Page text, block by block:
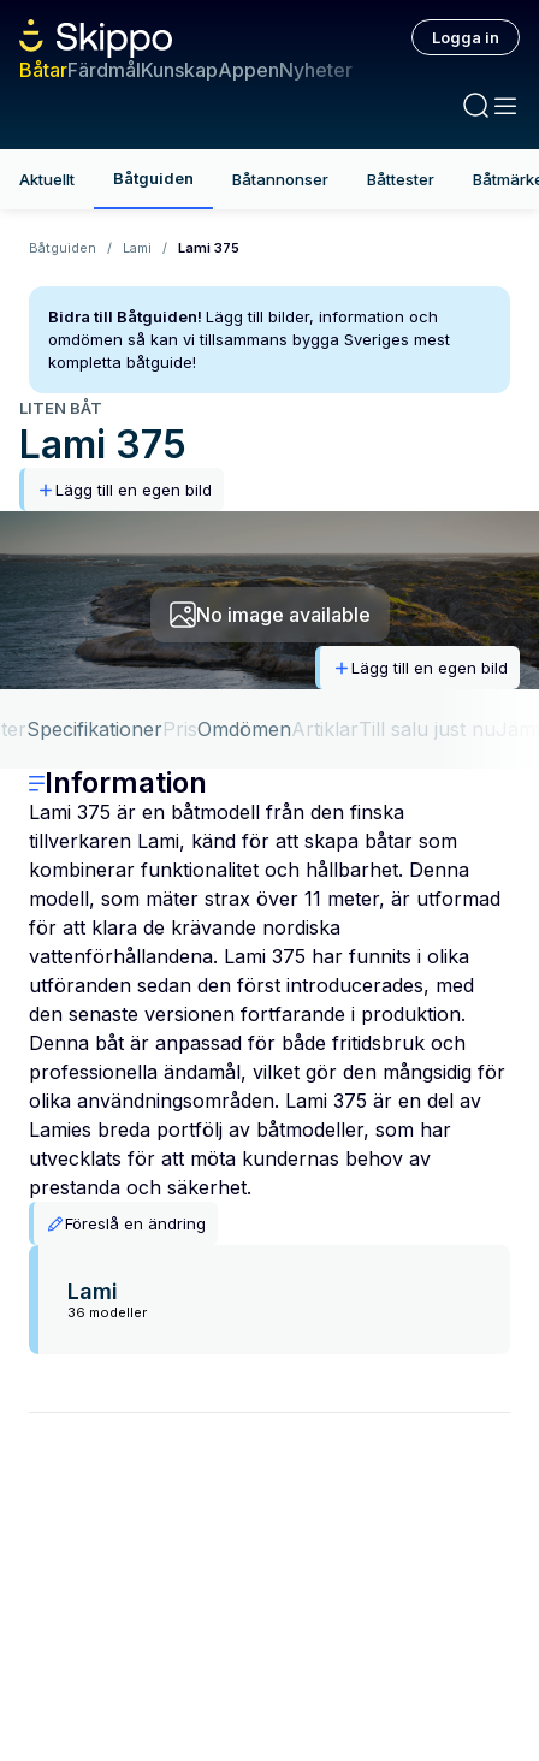
BåtarFärdmålKunskapAppenNyheter
Logga in
Aktuellt Båtguiden Båtannonser Båttester
Båtguiden / Lami / Lami 375
Bidra till Båtguiden! Lägg till bilder, information och
omdömen så kan vi tillsammans bygga Sveriges mest
kompletta båtguide!
LITEN BÅT
Lami 375
Lägg till en egen bild
No image available
Lägg till en egen bild
SpecifikationerPrisOmdömenArtiklarTill salu just nu
Information
Lami 375 är en båtmodell från den finska
tillverkaren Lami, känd för att skapa båtar som
kombinerar funktionalitet och hållbarhet. Denna
modell, som mäter strax över 11 meter, är utformad
för att klara de krävande nordiska
vattenförhållandena. Lami 375 har funnits i olika
utföranden sedan den först introducerades, med
den senaste versionen fortfarande i produktion.
Denna båt är anpassad för både fritidsbruk och
professionella ändamål, vilket gör den mångsidig för
olika användningsområden. Lami 375 är en del av
Lamies breda portfölj av båtmodeller, som har
utvecklats för att möta kundernas behov av
prestanda och säkerhet.
Föreslå en ändring
Lami
36 modeller